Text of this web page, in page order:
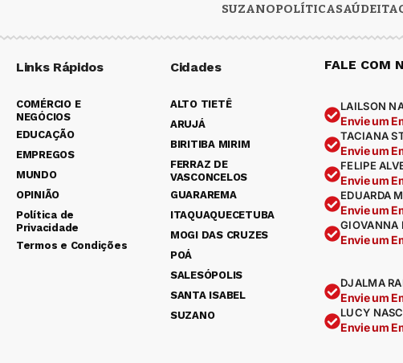
SUZANOPOLÍTICASAÚDE
Links Rápidos
COMÉRCIO E
NEGÓCIOS
EDUCAÇÃO
EMPREGOS
MUNDO
OPINIÃO
Política de
Privacidade
Termos e Condições
Cidades
ALTO TIETÊ
ARUJÁ
BIRITIBA MIRIM
FERRAZ DE
VASCONCELOS
GUARAREMA
ITAQUAQUECETUBA
MOGI DAS CRUZES
POÁ
SALESÓPOLIS
SANTA ISABEL
SUZANO
FALE COM
LAILSON
Envie um
TACIANA
Envie um
FELIPE
Envie um
EDUARDA
Envie um
GIOVANNA
Envie um
DJALMA
Envie um
LUCY
Envie um